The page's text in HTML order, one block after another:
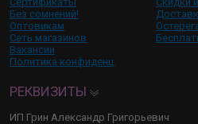
Без сомнений!
Оптовикам
Сеть магазинов
Вакансии
Политика конфиденц.
РЕКВИЗИТЫ
ИП Грин Александр Григорьевич